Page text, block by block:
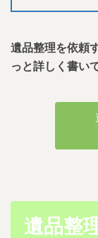
遺品整理を依頼
っと詳しく書い
遺品整